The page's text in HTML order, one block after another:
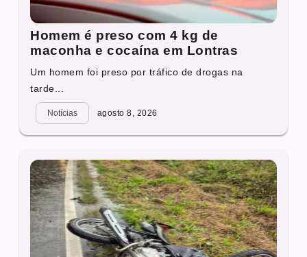
Homem é preso com 4 kg de
maconha e cocaína em Lontras
Um homem foi preso por tráfico de drogas na
tarde...
Notícias agosto 8, 2026